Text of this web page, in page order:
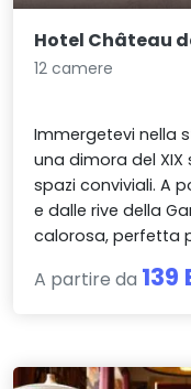
Hotel Château
12 camere
Immergetevi nella
una dimora del
spazi conviviali. A
e dalle rive della
calorosa, perfetta
A partire da 139